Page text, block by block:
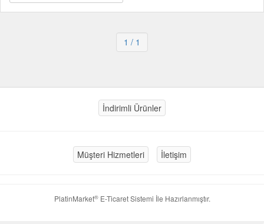
1 / 1
İndirimli Ürünler
Müşteri Hizmetleri İletişim
PlatinMarket®E-Ticaret Sistemi İle Hazırlanmıştır.